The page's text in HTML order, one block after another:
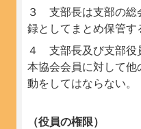
３ 支部長は支部の総
録としてまとめ保管す
４ 支部長及び支部役
本協会会員に対して
動をしてはならない。
（役員の権限）